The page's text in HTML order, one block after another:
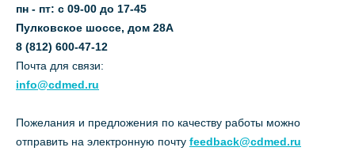
пн - пт: с 09-00 до 17-45
Пулковское шоссе, дом 28А
8 (812) 600-47-12
Почта для связи:
info@cdmed.ru
Пожелания и предложения по качеству работы можно
отправить на электронную почту feedback@cdmed.ru